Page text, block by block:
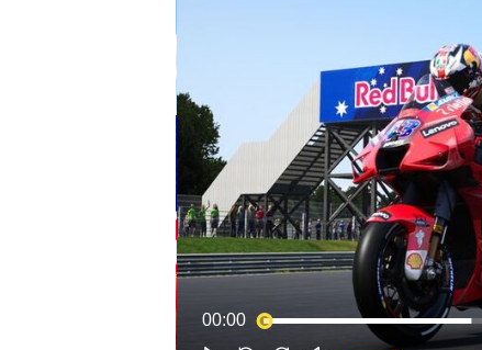
WEC00:00